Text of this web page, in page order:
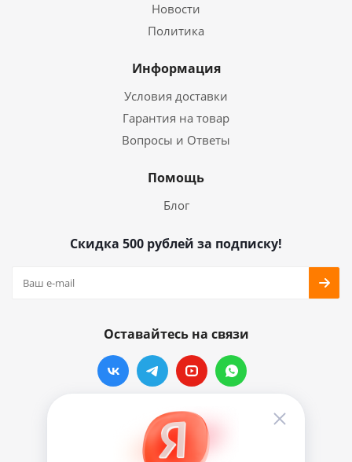
Новости
Политика
Информация
Условия доставки
Гарантия на товар
Вопросы и Ответы
Помощь
Блог
Скидка 500 рублей за подписку!
Оставайтесь на связи
Наши контакты
info@vinylmarkt.ru